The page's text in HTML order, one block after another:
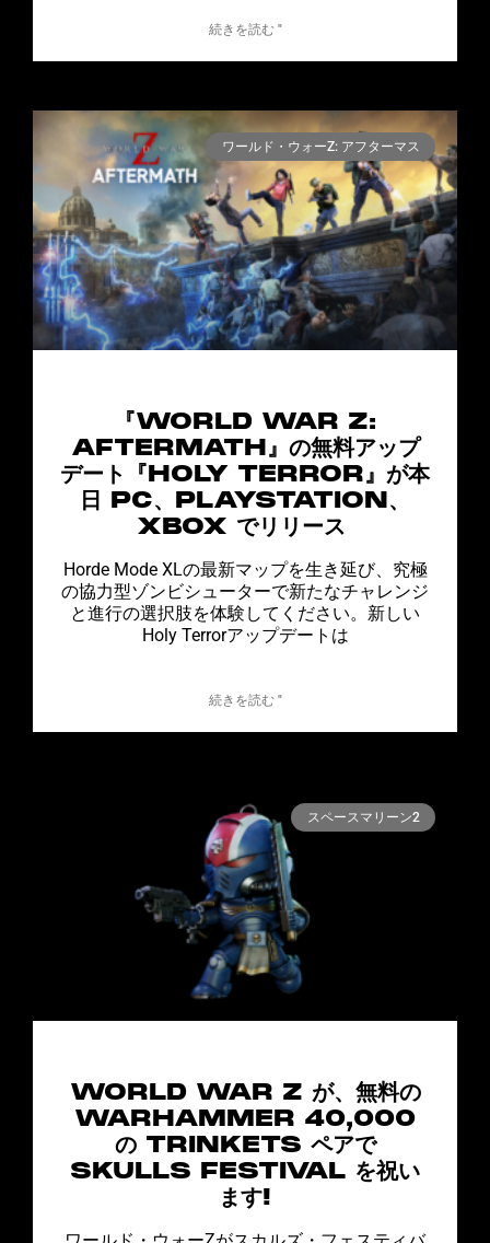
続きを読む "
ワールド・ウォーZ: アフターマス
『WORLD WAR Z:
AFTERMATH』の無料アップ
デート『HOLY TERROR』が本
日 PC、PLAYSTATION、
XBOX でリリース
Horde Mode XLの最新マップを生き延び、究極
の協力型ゾンビシューターで新たなチャレンジ
と進行の選択肢を体験してください。新しい
Holy Terrorアップデートは
続きを読む "
スペースマリーン2
WORLD WAR Z が、無料の
WARHAMMER 40,000
の TRINKETS ペアで
SKULLS FESTIVAL を祝い
ます!